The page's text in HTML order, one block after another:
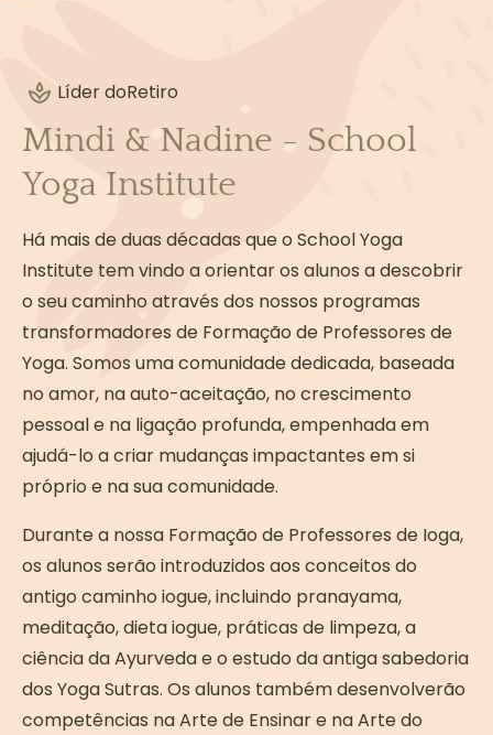
Líder doRetiro
Mindi & Nadine - School
Yoga Institute
Há mais de duas décadas que o School Yoga
Institute tem vindo a orientar os alunos a descobrir
o seu caminho através dos nossos programas
transformadores de Formação de Professores de
Yoga. Somos uma comunidade dedicada, baseada
no amor, na auto-aceitação, no crescimento
pessoal e na ligação profunda, empenhada em
ajudá-lo a criar mudanças impactantes em si
próprio e na sua comunidade.
Durante a nossa Formação de Professores de Ioga,
os alunos serão introduzidos aos conceitos do
antigo caminho iogue, incluindo pranayama,
meditação, dieta iogue, práticas de limpeza, a
ciência da Ayurveda e o estudo da antiga sabedoria
dos Yoga Sutras. Os alunos também desenvolverão
competências na Arte de Ensinar e na Arte do